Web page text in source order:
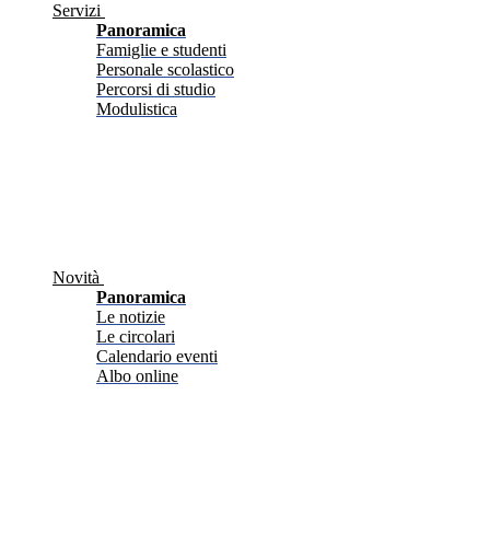
Servizi
Panoramica
Famiglie e studenti
Personale scolastico
Percorsi di studio
Modulistica
Novità
Panoramica
Le notizie
Le circolari
Calendario eventi
Albo online